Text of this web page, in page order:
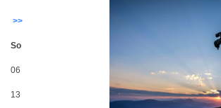
>>
So
06
13